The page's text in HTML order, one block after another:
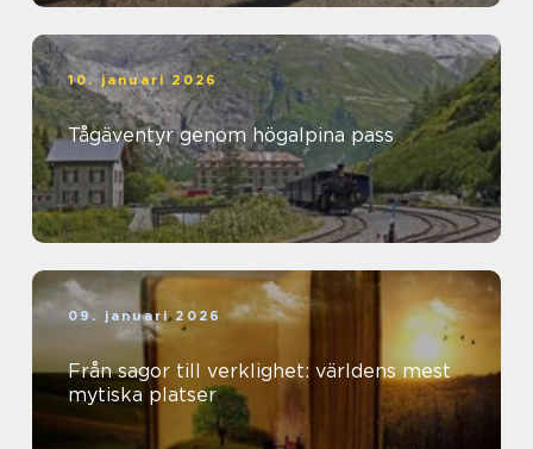
10. januari 2026
Tågäventyr genom högalpina pass
09. januari 2026
Från sagor till verklighet: världens mest
mytiska platser